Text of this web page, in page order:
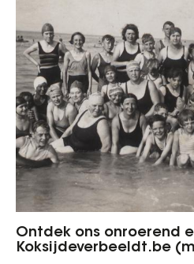
Ontdek ons onroerend
Koksijdeverbeeldt.be